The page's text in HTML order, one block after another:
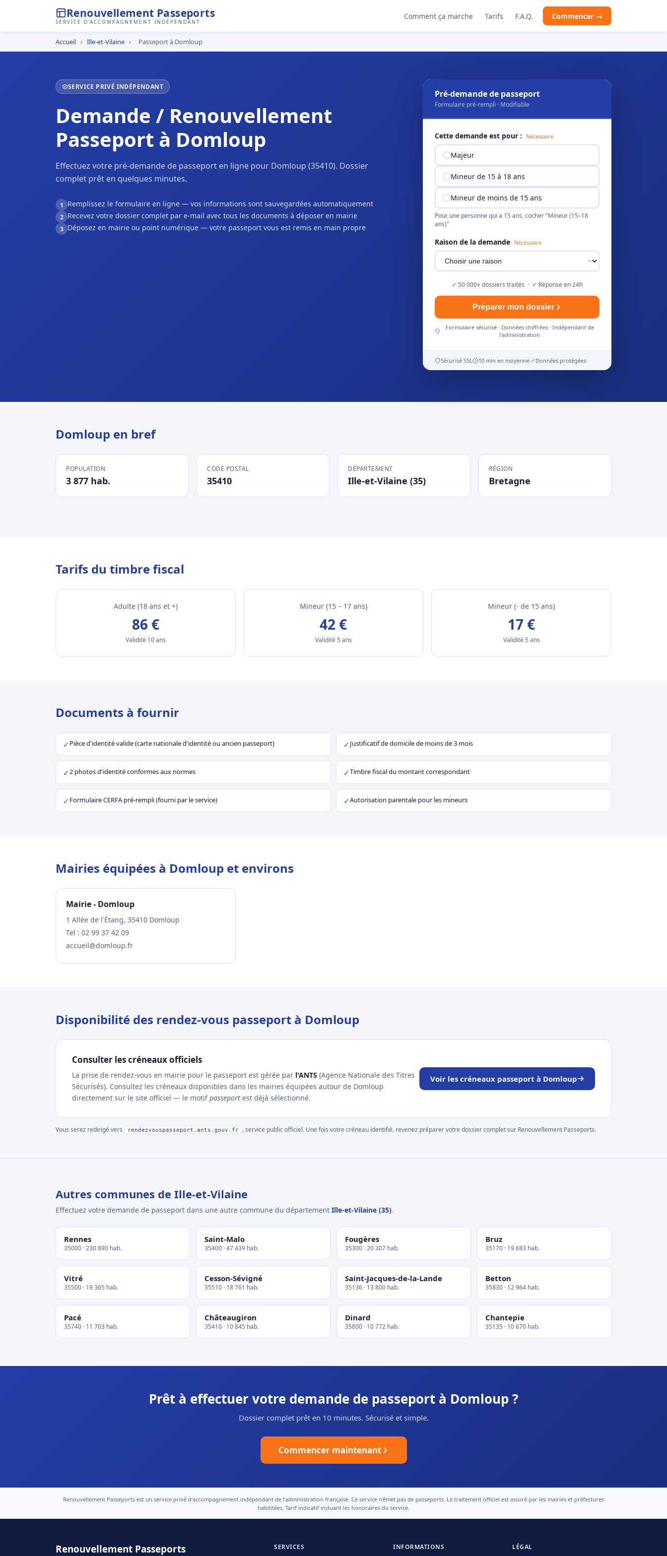
Renouvellement Passeports
SERVICE D'ACCOMPAGNEMENT INDÉPENDANT
Comment ça marche Tarifs F.A.Q. Commencer →
Accueil › Ille-et-Vilaine › Passeport à Domloup
SERVICE PRIVÉ INDÉPENDANT
Demande / Renouvellement
Passeport à Domloup
Effectuez votre pré-demande de passeport en ligne pour Domloup (35410). Dossier
complet prêt en quelques minutes.
1 Remplissez le formulaire en ligne — vos informations sont sauvegardées automatiquement
2 Recevez votre dossier complet par e-mail avec tous les documents à déposer en mairie
3 Déposez en mairie ou point numérique — votre passeport vous est remis en main propre
Pré-demande de passeport
Formulaire pré-rempli · Modifiable
Cette demande est pour : Nécessaire
Majeur
Mineur de 15 à 18 ans
Mineur de moins de 15 ans
Pour une personne qui a 15 ans, cocher "Mineur (15–18
ans)"
Raison de la demande Nécessaire
✓ 50 000+ dossiers traités · ✓ Réponse en 24h
Préparer mon dossier
Formulaire sécurisé · Données chiffrées · Indépendant de
l'administration
Sécurisé SSL 10 min en moyenne Données protégées
Domloup en bref
POPULATION
3 877 hab.
CODE POSTAL
35410
DÉPARTEMENT
Ille-et-Vilaine (35)
RÉGION
Bretagne
Tarifs du timbre fiscal
Adulte (18 ans et +)
86 €
Validité 10 ans
Mineur (15 – 17 ans)
42 €
Validité 5 ans
Mineur (- de 15 ans)
17 €
Validité 5 ans
Documents à fournir
✓ Pièce d'identité valide (carte nationale d'identité ou ancien passeport) ✓Justificatif de domicile de moins de 3 mois
✓2 photos d'identité conformes aux normes ✓Timbre fiscal du montant correspondant
✓ Formulaire CERFA pré-rempli (fourni par le service) ✓Autorisation parentale pour les mineurs
Mairies équipées à Domloup et environs
Mairie - Domloup
1 Allée de l'Étang, 35410 Domloup
Tel : 02 99 37 42 09
accueil@domloup.fr
Disponibilité des rendez-vous passeport à Domloup
Consulter les créneaux officiels
La prise de rendez-vous en mairie pour le passeport est gérée par l'ANTS (Agence Nationale des Titres
Sécurisés). Consultez les créneaux disponibles dans les mairies équipées autour de Domloup
directement sur le site officiel — le motifpasseport est déjà sélectionné.
Voir les créneaux passeport à Domloup
Vous serez redirigé vers rendezvouspasseport.ants.gouv.fr , service public officiel. Une fois votre créneau identifié, revenez préparer votre dossier complet sur Renouvellement Passeports.
Autres communes de Ille-et-Vilaine
Effectuez votre demande de passeport dans une autre commune du département Ille-et-Vilaine (35).
Rennes
35000 · 230 890 hab.
Saint-Malo
35400 · 47 439 hab.
Fougères
35300 · 20 307 hab.
Bruz
35170 · 19 683 hab.
Vitré
35500 · 19 365 hab.
Cesson-Sévigné
35510 · 18 761 hab.
Saint-Jacques-de-la-Lande
35136 · 13 800 hab.
Betton
35830 · 12 964 hab.
Pacé
35740 · 11 703 hab.
Châteaugiron
35410 · 10 845 hab.
Dinard
35800 · 10 772 hab.
Chantepie
35135 · 10 670 hab.
Prêt à effectuer votre demande de passeport à Domloup ?
Dossier complet prêt en 10 minutes. Sécurisé et simple.
Commencer maintenant
Renouvellement Passeports est un service privé d'accompagnement indépendant de l'administration française. Ce service n'émet pas de passeports. Le traitement officiel est assuré par les mairies et préfectures
habilitées. Tarif indicatif incluant les honoraires du service.
Renouvellement Passeports SERVICES INFORMATIONS LÉGAL